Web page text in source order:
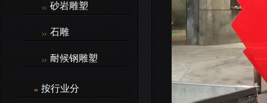
砂岩雕塑
石雕
耐候钢雕塑
按行业分